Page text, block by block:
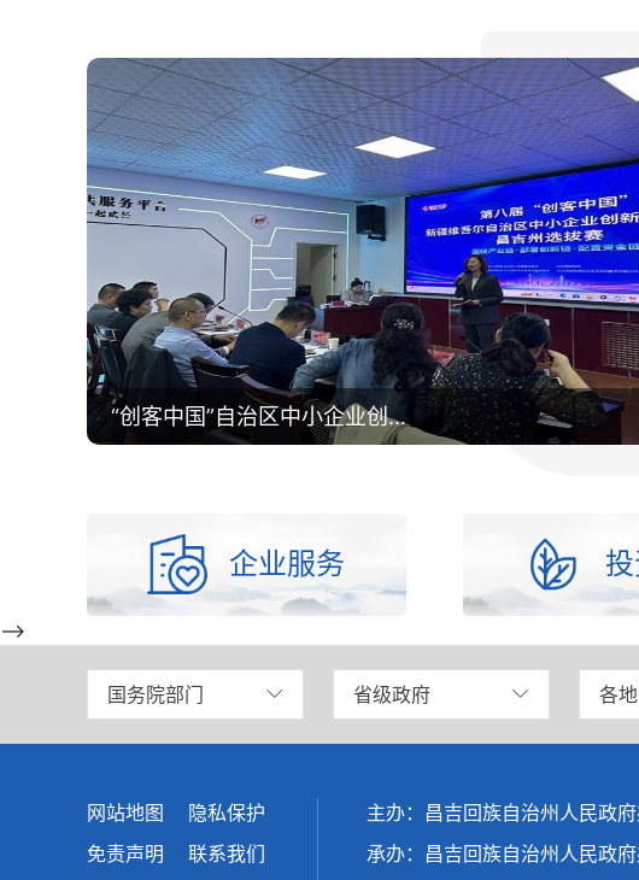
聚焦第二十三届投洽会|“链”...
企业服务
-->
国务院部门 省级政府 各
网站地图
隐私保护
免责声明
联系我们
主办：昌吉回族自治州人民政
承办：昌吉回族自治州人民政